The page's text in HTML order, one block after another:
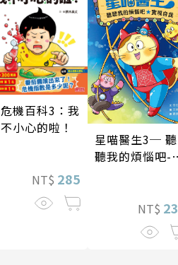
機百科3：我
小心的啦！
NT$ 285
星喵醫生3─ 聽
聽我的煩惱吧-
NT$